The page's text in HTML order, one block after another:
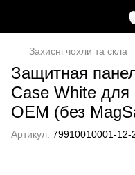
Захисні чохли та скла
Защитная
Case White
OEM (без
Артикул: 79910010001-12-